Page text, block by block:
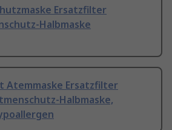
Ersatzfilter
Halbmaske
Atemmaske Ersatzfilter
Halbmaske,